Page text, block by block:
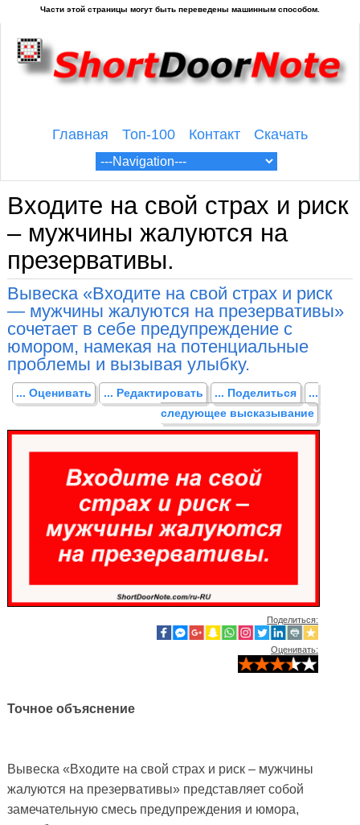
Главная Топ-100 Контакт Скачать
Входите на свой страх и риск
– мужчины жалуются на
презервативы.
Вывеска «Входите на свой страх и риск
— мужчины жалуются на презервативы»
сочетает в себе предупреждение с
юмором, намекая на потенциальные
проблемы и вызывая улыбку.
... Оценивать ... Редактировать ... Поделиться
...
следующее высказывание
Поделиться:
Оценивать:
Точное объяснение
Вывеска «Входите на свой страх и риск – мужчины
жалуются на презервативы» представляет собой
замечательную смесь предупреждения и юмора,